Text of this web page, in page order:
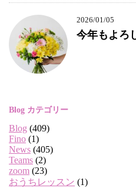
2026/01/05
今年もよろ
Blog カテゴリー
Blog (409)
Fino (1)
News (405)
Teams (2)
zoom (23)
おうちレッスン (1)